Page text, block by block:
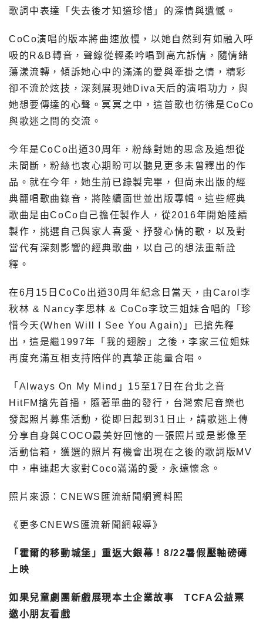
歌詞中表達「失去後才知道珍惜」的深情與遺憾。
CoCo演唱的版本將曲速放慢，以她自然到有如融入呼
吸的R&B轉音，聲線從輕柔吟唱到高亢訴情，隨情緒
蕩漾流轉，傾訴她心中的滿滿的愛與牽掛之情，精彩
卻不流於炫技，深刻展現她Diva天后的演唱功力，與
她想要傳達的心聲。冥冥之中，這首歌也彷彿是CoCo
與歌迷之間的交流。
今年是CoCo出道30周年，粉絲對她的思念及追想從
未間斷，粉絲也衷心期盼可以聽見更多未曾釋出的作
品。就在今年，她生前已錄製完畢，但尚未出版的經
典翻唱歌曲錄音，將陸續面世並出版專輯。這些經典
歌曲是由CoCo自己擔任製作人，從2016年開始陸續
製作，挑選自己與家人喜愛、抒發心情的歌，以及對
當代有深刻影響的經典歌曲，以自己的想法重新詮
釋。
在6月15日CoCo出道30周年紀念日當天，由Carol李
秋林 & Nancy李思林 & CoCo李玟三姐妹合唱的「珍
惜今天(When Will I See You Again)」已搶先釋
出，這是繼1997年「我的翅膀」之後，李家三位姐妹
再度充滿互相支持陪伴的真摯正能量合唱。
「Always On My Mind」15至17日在台北之音
HitFM搶先首播，隨著單曲的發行，台灣索尼音樂也
發起照片募集活動，從即日起到31日止，請歌迷上傳
分享自身與COCO最美好回憶的一張照片或是影像至
活動信箱，獲選的照片有機會出現在之後的歌詞版MV
中，串連起大家對Coco滿滿的愛，永遠懷念。
照片來源：CNEWS匯流新聞網資料照
《更多CNEWS匯流新聞網報導》
「霍爾的移動城堡」重返大銀幕！8/22暑假壓軸磅礡
上映
如果兒童劇團新戲展現本土企業故事 TCFA公益票
邀小朋友看戲